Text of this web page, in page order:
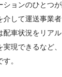
ションのひとつ
介して運送事業
配車状況をリア
実現できるなど
。